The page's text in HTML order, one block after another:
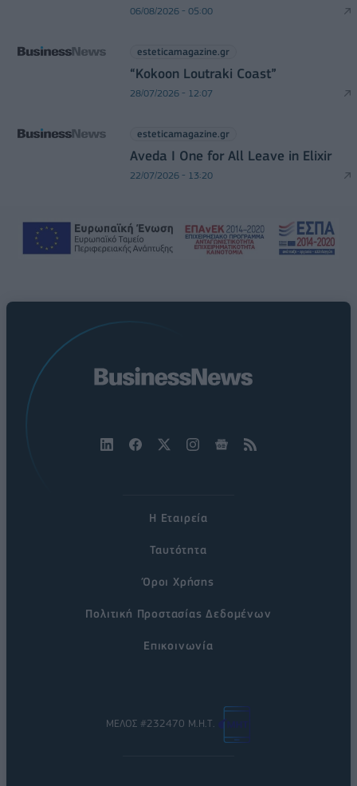
06/08/2026 - 05:00
esteticamagazine.gr
“Kokoon Loutraki Coast”
28/07/2026 - 12:07
esteticamagazine.gr
Aveda I One for All Leave in Elixir
22/07/2026 - 13:20
Η Εταιρεία
Ταυτότητα
Όροι Χρήσης
Πολιτική Προστασίας Δεδομένων
Επικοινωνία
ΜΕΛΟΣ #232470 Μ.Η.Τ.